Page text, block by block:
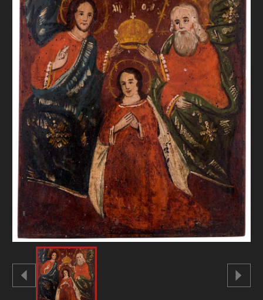
ОНЛАЙН-КРАМНИЦЯ
ПІДТРИМАТИ